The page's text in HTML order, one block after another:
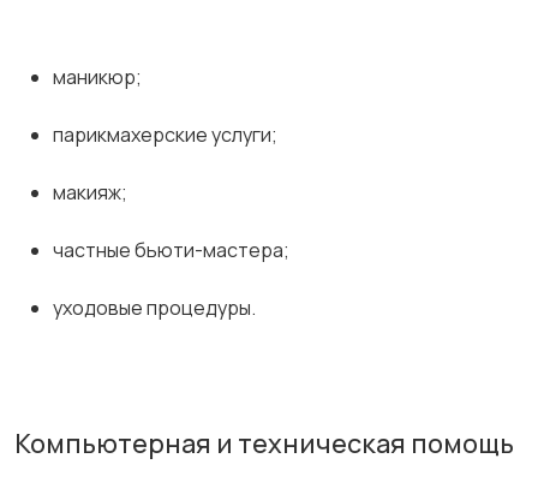
маникюр;
парикмахерские услуги;
макияж;
частные бьюти-мастера;
уходовые процедуры.
Компьютерная и техническая помощь